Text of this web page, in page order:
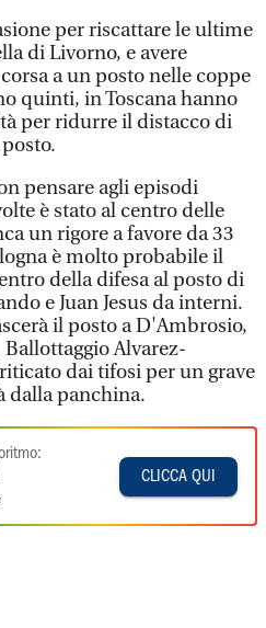
per riscattare le ultime
di Livorno, e avere
a un posto nelle coppe
quinti, in Toscana hanno
per ridurre il distacco di
pensare agli episodi
è stato al centro delle
un rigore a favore da 33
è molto probabile il
della difesa al posto di
e Juan Jesus da interni.
il posto a D'Ambrosio,
Alvarez-
dai tifosi per un grave
dalla panchina.
CLICCA QUI